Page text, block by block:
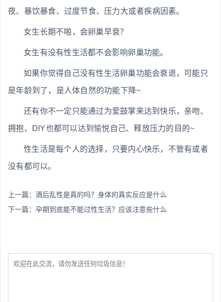
夜、暴饮暴食、过度节食、压力大或者疾病因素。
女生长期不啪，会卵巢早衰？
女生有没有性生活都不会影响卵巢功能。
如果你觉得自己没有性生活卵巢功能会衰退，可能只
是年龄到了，是人体自然的功能下降~
还有你不一定只能通过为爱鼓掌来达到快乐，亲吻、
拥抱、DIY也都可以达到愉悦自己、释放压力的目的~
性生活是每个人的选择，只要内心快乐，不管有或者
没有都可以。
上一篇： 酒后乱性是真的吗？身体的真实反应是什么
下一篇： 孕期到底能不能过性生活？应该注意些什么